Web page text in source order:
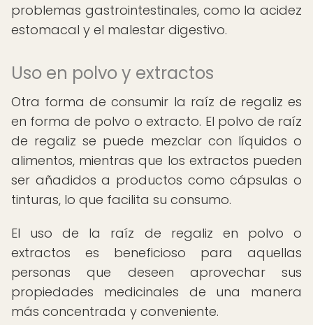
problemas gastrointestinales, como la acidez
estomacal y el malestar digestivo.
Uso en polvo y extractos
Otra forma de consumir la raíz de regaliz es
en forma de polvo o extracto. El polvo de raíz
de regaliz se puede mezclar con líquidos o
alimentos, mientras que los extractos pueden
ser añadidos a productos como cápsulas o
tinturas, lo que facilita su consumo.
El uso de la raíz de regaliz en polvo o
extractos es beneficioso para aquellas
personas que deseen aprovechar sus
propiedades medicinales de una manera
más concentrada y conveniente.